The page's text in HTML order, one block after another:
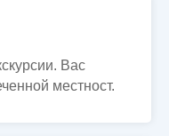
Вас
местност.